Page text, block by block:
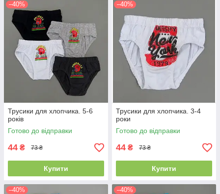
–40%
Трусики для хлопчика. 5-6
років
Готово до відправки
44 ₴ 73 ₴
Купити
–40%
Трусики для хлопчика. 3-4
роки
Готово до відправки
44 ₴ 73 ₴
Купити
–40% –40%